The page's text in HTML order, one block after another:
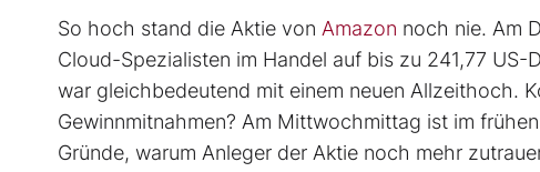
So hoch stand die Aktie von Amazon noch nie. Am
Cloud-Spezialisten im Handel auf bis zu 241,77
war gleichbedeutend mit einem neuen Allzeithoch.
Gewinnmitnahmen? Am Mittwochmittag ist im
Gründe, warum Anleger der Aktie noch mehr